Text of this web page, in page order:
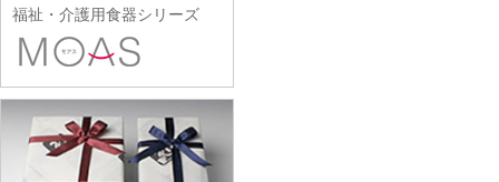
井銅心平
稲村真耶
イム サエム
イレヤガラス
岩舘隆（浄法寺）
こいずみみゆき
古賀雄二郎
小寺暁洋
陶房独歩炎
徳永遊心
富山孝一
土本訓寛・土本久美子
平林秀幸
廣野俊彦
廣政毅
ふじい製作所
藤崎均
宮崎孝彦
三輪周太郎
武曽健一
村田森
余宮隆
福祉・介護用食器シリーズ